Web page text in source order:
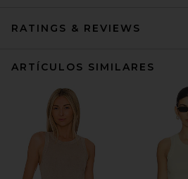
RATINGS & REVIEWS
ARTÍCULOS SIMILARES